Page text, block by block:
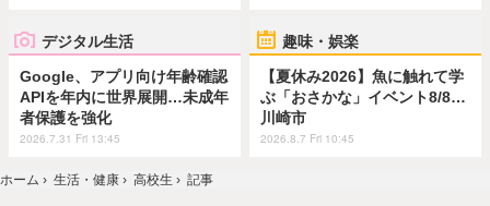
デジタル生活
Google、アプリ向け年齢確認
APIを年内に世界展開…未成年
者保護を強化
2026.7.31 Fri 13:45
趣味・娯楽
【夏休み2026】魚に触れて学
ぶ「おさかな」イベント8/8…
川崎市
2026.8.7 Fri 10:45
ホーム › 生活・健康 › 高校生 › 記事